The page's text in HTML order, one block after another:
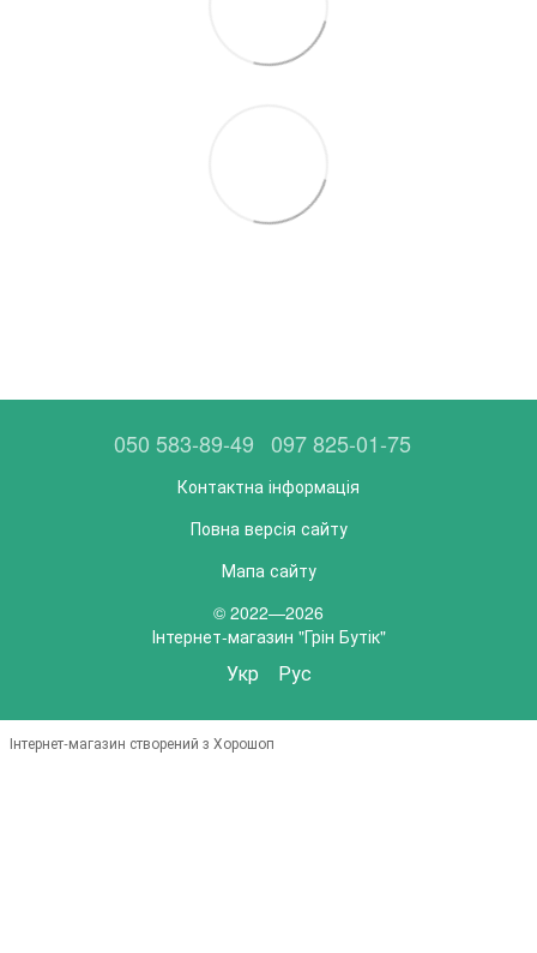
050 583-89-49 097 825-01-75
Контактна інформація
Повна версія сайту
Мапа сайту
© 2022—2026
Інтернет-магазин "Грін Бутік"
Укр Рус
Інтернет-магазин створений з Хорошоп